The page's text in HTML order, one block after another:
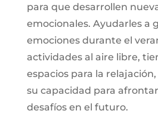
para que desarrollen
emocionales. Ayudarles a
emociones durante el
actividades al aire libre,
espacios para la
su capacidad para
desafíos en el futuro.